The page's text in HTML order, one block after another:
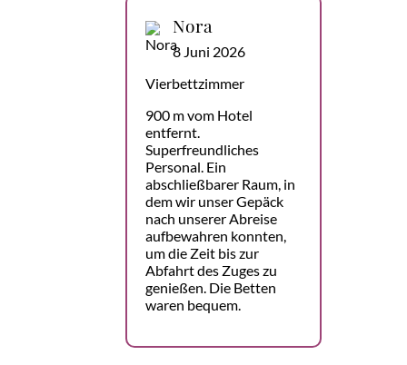
Nora
8 Juni 2026
Vierbettzimmer
900 m vom Hotel
entfernt.
Superfreundliches
Personal. Ein
abschließbarer Raum, in
dem wir unser Gepäck
nach unserer Abreise
aufbewahren konnten,
um die Zeit bis zur
Abfahrt des Zuges zu
genießen. Die Betten
waren bequem.